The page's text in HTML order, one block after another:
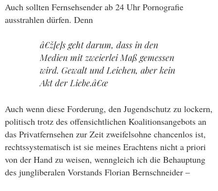
Auch sollten Fernsehsender ab 24 Uhr Pornografie
ausstrahlen dürfen. Denn
â€ž[e]s geht darum, dass in den
Medien mit zweierlei Maß gemessen
wird. Gewalt und Leichen, aber kein
Akt der Liebe.â€œ
Auch wenn diese Forderung, den Jugendschutz zu lockern,
politisch trotz des offensichtlichen Koalitionsangebots an
das Privatfernsehen zur Zeit zweifelsohne chancenlos ist,
rechtssystematisch ist sie meines Erachtens nicht a priori
von der Hand zu weisen, wenngleich ich die Behauptung
des jungliberalen Vorstands Florian Bernschneider –